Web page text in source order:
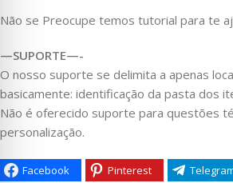
Não se Preocupe temos tutorial para te
—SUPORTE—-
O nosso suporte se delimita a apenas
basicamente: identificação da pasta dos
Não é oferecido suporte para questões
personalização.
Facebook Pinterest